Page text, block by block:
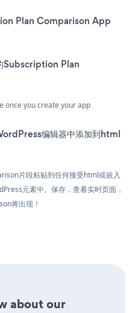
Plan Comparison App
Subscription Plan
once you create your app
编辑器中添加到html
片段粘贴到任何接受html或嵌入
元素中。保存，查看实时页面，
将出现！
about our